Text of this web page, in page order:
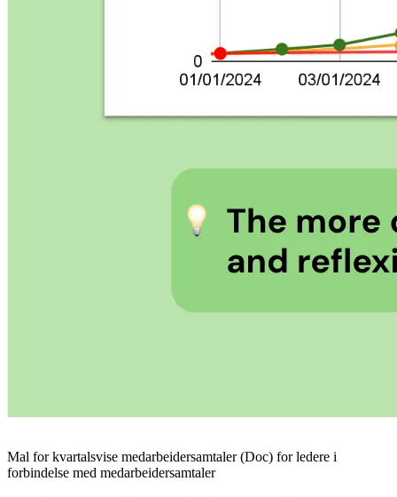
Mal for kvartalsvise medarbeidersamtaler (Doc) for ledere i
forbindelse med medarbeidersamtaler